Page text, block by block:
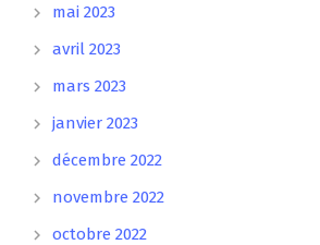
mai 2023
avril 2023
mars 2023
janvier 2023
décembre 2022
novembre 2022
octobre 2022